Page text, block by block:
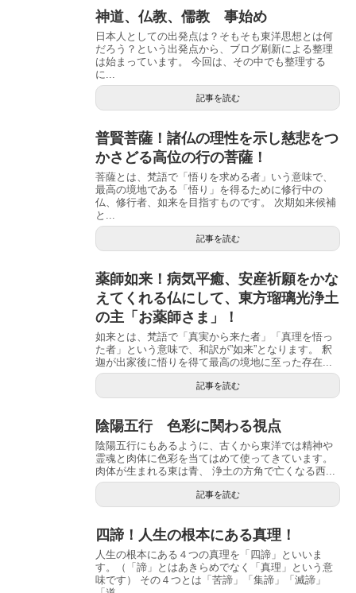
神道、仏教、儒教 事始め
日本人としての出発点は？そもそも東洋思想とは何
だろう？という出発点から、ブログ刷新による整理
は始まっています。 今回は、その中でも整理する
に...
記事を読む
普賢菩薩！諸仏の理性を示し慈悲をつ
かさどる高位の行の菩薩！
菩薩とは、梵語で「悟りを求める者」いう意味で、
最高の境地である「悟り」を得るために修行中の
仏、修行者、如来を目指すものです。 次期如来候補
と...
記事を読む
薬師如来！病気平癒、安産祈願をかな
えてくれる仏にして、東方瑠璃光浄土
の主「お薬師さま」！
如来とは、梵語で「真実から来た者」「真理を悟っ
た者」という意味で、和訳が”如来”となります。 釈
迦が出家後に悟りを得て最高の境地に至った存在...
記事を読む
陰陽五行 色彩に関わる視点
陰陽五行にもあるように、古くから東洋では精神や
霊魂と肉体に色彩を当てはめて使ってきています。
肉体が生まれる東は青、 浄土の方角で亡くなる西...
記事を読む
四諦！人生の根本にある真理！
人生の根本にある４つの真理を「四諦」といいま
す。（「諦」とはあきらめでなく「真理」という意
味です） その４つとは「苦諦」「集諦」「滅諦」